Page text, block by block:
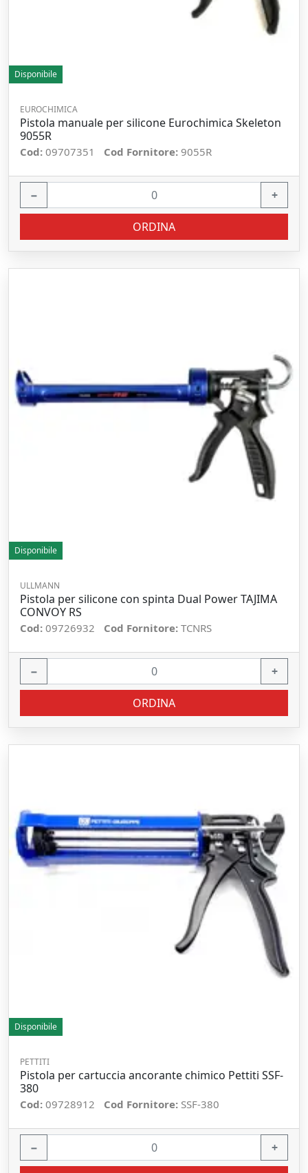
Disponibile
EUROCHIMICA
Pistola manuale per silicone Eurochimica Skeleton
9055R
Cod: 09707351 Cod Fornitore: 9055R
− +
ORDINA
Disponibile
ULLMANN
Pistola per silicone con spinta Dual Power TAJIMA
CONVOY RS
Cod: 09726932 Cod Fornitore: TCNRS
− +
ORDINA
Disponibile
PETTITI
Pistola per cartuccia ancorante chimico Pettiti SSF-
380
Cod: 09728912 Cod Fornitore: SSF-380
− +